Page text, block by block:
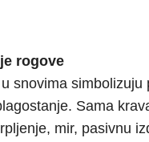
rogove
snovima simbolizuju
Sama
mir, pasivnu